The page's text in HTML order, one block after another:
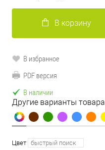
В корзину
В избранное
PDF версия
В наличии
Другие варианты товара
Цвет